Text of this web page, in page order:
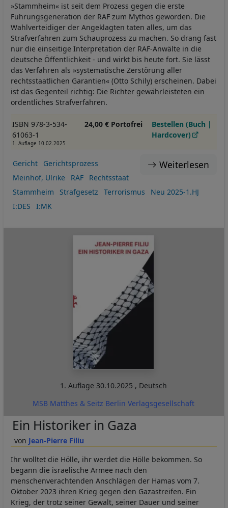
»Stammheim« ist seit dem Prozess gegen die erste
Führungsgeneration der RAF zum Mythos geworden. Die
Wahlverteidiger der Angeklagten taten alles, um das
Strafverfahren zum Schauprozess zu machen. So drang fast
nur die einseitige Interpretation der RAF-Anwälte in die
deutsche Öffentlichkeit - und wirkt bis heute fort. Sie lässt
das Verfahren als »systematische Zerstörung aller
rechtsstaatlichen Garantien« (Otto Schily) erscheinen. Dabei
ist das Gegenteil richtig: Die Richter gewährleisteten ein
ordentliches Strafverfahren.
ISBN 978-3-534-
61063-1
1. Auflage 10.02.2025
24,00 € Portofrei
Bestellen (Buch |
Hardcover)
Weiterlesen
Gericht
Gerichtsprozess
Meinhof, Ulrike
RAF
Rechtsstaat
Stammheim
Strafgesetz Terrorismus
Neu 2025-1.HJ
I:DES
I:MK
1. Auflage 30.10.2025 , Deutsch
MSB Matthes & Seitz Berlin Verlagsgesellschaft
Jean-Pierre Filiu
Ein Historiker in Gaza
Ihr wolltet die Hölle, ihr werdet die Hölle bekommen. So
begann die israelische Armee nach den
menschenverachtenden Anschlägen der Hamas vom 7.
Oktober 2023 ihren Krieg gegen den Gazastreifen. Ein
Krieg, der trotz seiner Gewalt, seiner Dauer und seiner